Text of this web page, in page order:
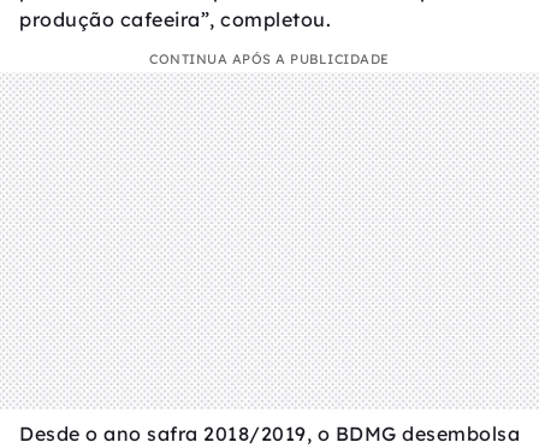
produção cafeeira”, completou.
CONTINUA APÓS A PUBLICIDADE
Desde o ano safra 2018/2019, o BDMG desembolsa